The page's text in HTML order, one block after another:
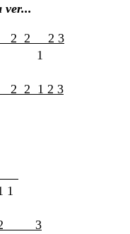
ver...
2 2 3
1
2 1 2 3
3